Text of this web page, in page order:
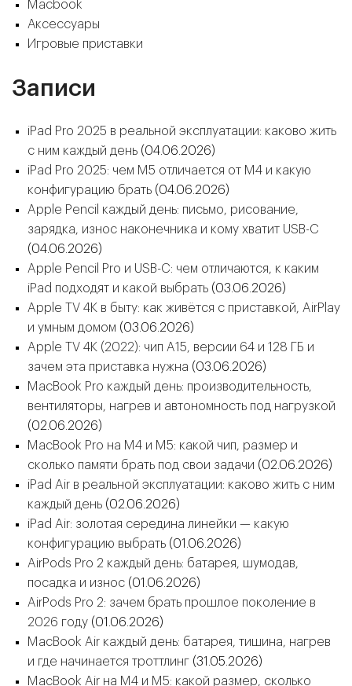
Macbook
Аксессуары
Игровые приставки
Записи
iPad Pro 2025 в реальной эксплуатации: каково жить
с ним каждый день (04.06.2026)
iPad Pro 2025: чем M5 отличается от M4 и какую
конфигурацию брать (04.06.2026)
Apple Pencil каждый день: письмо, рисование,
зарядка, износ наконечника и кому хватит USB-C
(04.06.2026)
Apple Pencil Pro и USB-C: чем отличаются, к каким
iPad подходят и какой выбрать (03.06.2026)
Apple TV 4K в быту: как живётся с приставкой, AirPlay
и умным домом (03.06.2026)
Apple TV 4K (2022): чип A15, версии 64 и 128 ГБ и
зачем эта приставка нужна (03.06.2026)
MacBook Pro каждый день: производительность,
вентиляторы, нагрев и автономность под нагрузкой
(02.06.2026)
MacBook Pro на M4 и M5: какой чип, размер и
сколько памяти брать под свои задачи (02.06.2026)
iPad Air в реальной эксплуатации: каково жить с ним
каждый день (02.06.2026)
iPad Air: золотая середина линейки — какую
конфигурацию выбрать (01.06.2026)
AirPods Pro 2 каждый день: батарея, шумодав,
посадка и износ (01.06.2026)
AirPods Pro 2: зачем брать прошлое поколение в
2026 году (01.06.2026)
MacBook Air каждый день: батарея, тишина, нагрев
и где начинается троттлинг (31.05.2026)
MacBook Air на M4 и M5: какой размер, сколько